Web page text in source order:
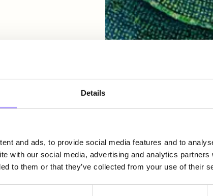
Details
and ads, to provide social media features and to
with our social media, advertising and analytics
to them or that they’ve collected from your use of their